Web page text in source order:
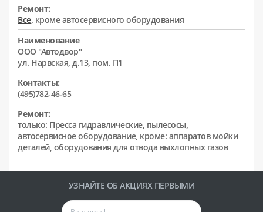
Ремонт:
Все, кроме автосервисного оборудования
Наименование
ООО "Автодвор"
ул. Нарвская, д.13, пом. П1
Контакты:
(495)782-46-65
Ремонт:
только: Пресса гидравлические, пылесосы,
автосервисное оборудование, кроме: аппаратов мойки
деталей, оборудования для отвода выхлопных газов
УЗНАЙТЕ ОБ АКЦИЯХ ПЕРВЫМИ